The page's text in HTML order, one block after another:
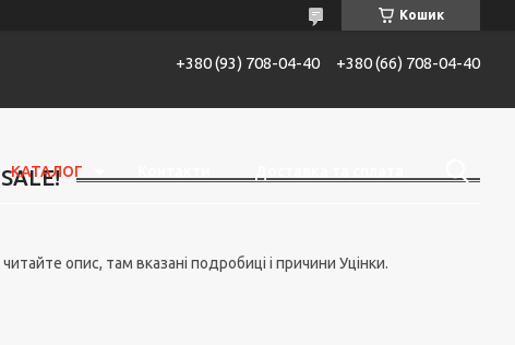
Кошик
+380 (93) 708-04-40 +380 (66) 708-04-40
КАТАЛОГ
опис, там вказані подробиці і причини Уцінки.